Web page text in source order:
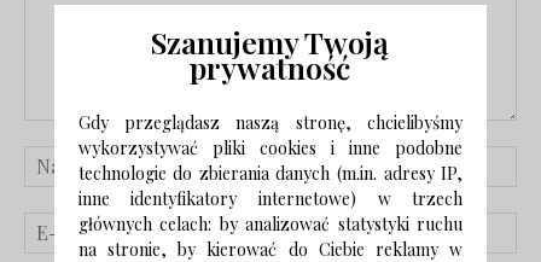
Szanujemy Twoją
prywatność
Gdy przeglądasz naszą stronę, chcielibyśmy
wykorzystywać pliki cookies i inne podobne
technologie do zbierania danych (m.in. adresy IP,
inne identyfikatory internetowe) w trzech
głównych celach: by analizować statystyki ruchu
na stronie, by kierować do Ciebie reklamy w